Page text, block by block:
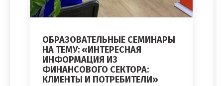
ОБРАЗОВАТЕЛЬНЫЕ СЕМИНАРЫ
НА ТЕМУ: «ИНТЕРЕСНАЯ
ИНФОРМАЦИЯ ИЗ
ФИНАНСОВОГО СЕКТОРА:
КЛИЕНТЫ И ПОТРЕБИТЕЛИ»